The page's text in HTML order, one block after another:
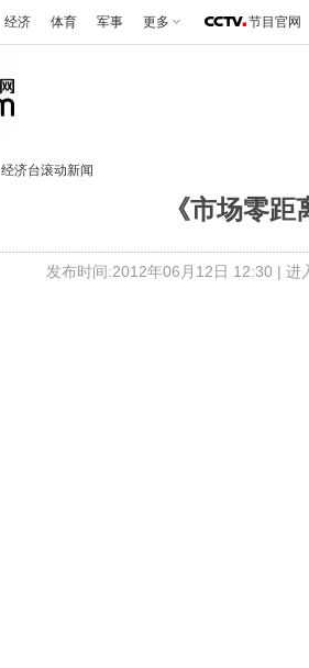
经济 体育 军事 更多 节目官网
经济台滚动新闻
《市场零距
发布时间:2012年06月12日 12:30 | 进